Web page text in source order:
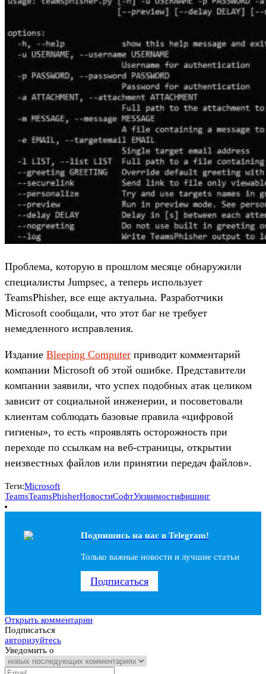
Проблема, которую в прошлом месяце обнаружили
специалисты Jumpsec, а теперь использует
TeamsPhisher, все еще актуальна. Разработчики
Microsoft сообщали, что этот баг не требует
немедленного исправления.
Издание Bleeping Computer приводит комментарий
компании Microsoft об этой ошибке. Представители
компании заявили, что успех подобных атак целиком
зависит от социальной инженерии, и посоветовали
клиентам соблюдать базовые правила «цифровой
гигиены», то есть «проявлять осторожность при
переходе по ссылкам на веб-страницы, открытии
неизвестных файлов или принятии передач файлов».
Теги:Microsoft
TeamsTeamsPhisherНовостиСофтУязвимостифишинг
Подпишись на наc в Telegram!
Только важные новости и лучшие статьи
Подписаться
Открыть комментарии
Подписаться
авторизуйтесь
Уведомить о